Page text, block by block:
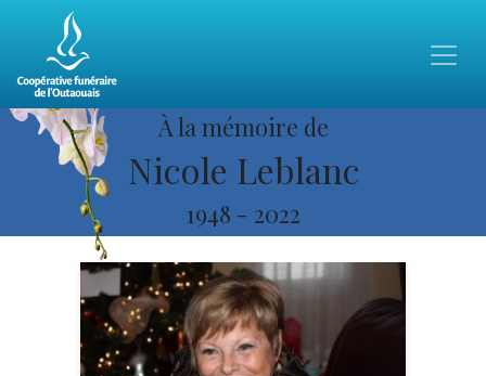
À la mémoire de
Nicole Leblanc
1948 - 2022